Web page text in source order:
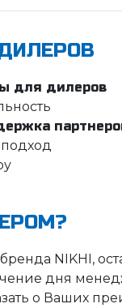
для дилеров
NIKHI,
дня
о Ваших